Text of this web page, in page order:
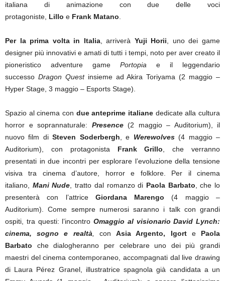
italiana di animazione con due delle voci
protagoniste, Lillo e Frank Matano
Per la prima volta in Italia, arriverà Yuji Horii , uno dei game
designer più innovativi e amati di tutti i tempi, noto per aver creato il
pioneristico adventure game Portopia e il leggendario
successo Dragon Quest insieme ad Akira Toriyama (2 maggio –
Hyper Stage, 3 maggio – Esports Stage).
Spazio al cinema con due anteprime italiane dedicate alla cultura
horror e soprannaturale: Presence (2 maggio – Auditorium), il
nuovo film diSteven Soderbergh , e Werewolves(4 maggio –
Auditorium), con protagonista Frank Grillo , che verranno
presentati in due incontri per esplorare l’evoluzione della tensione
visiva tra cinema d’autore, horror e folklore. Per il cinema
italiano, Mani Nude , tratto dal romanzo di Paola Barbato , che lo
presenterà con l’attrice Giordana Marengo (4 maggio –
Auditorium). Come sempre numerosi saranno i talk con grandi
ospiti, tra questi: l’incontro Omaggio al visionario David Lynch:
cinema, sogno e realtà
conAsia Argento, Igort e Paola
Barbato che dialogheranno per celebrare
uno dei più grandi
maestri del cinema contemporaneo, accompagnati dal live drawing
di Laura Pérez Granel, illustratrice spagnola già candidata a un